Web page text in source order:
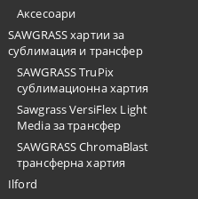
Аксесоари
SAWGRASS хартии за
сублимация и трансфер
SAWGRASS TruPix
сублимационна хартия
Sawgrass VersiFlex Light
Media за трансфер
SAWGRASS ChromaBlast
трансферна хартия
Ilford